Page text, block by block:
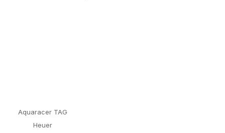
Aquaracer TAG
Heuer